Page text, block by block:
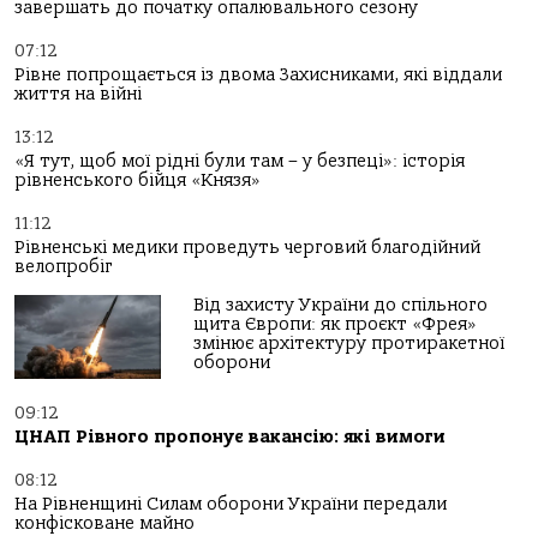
завершать до початку опалювального сезону
07:12
Рівне попрощається із двома Захисниками, які віддали
життя на війні
13:12
«Я тут, щоб мої рідні були там – у безпеці»: історія
рівненського бійця «Князя»
11:12
Рівненські медики проведуть черговий благодійний
велопробіг
Від захисту України до спільного
щита Європи: як проєкт «Фрея»
змінює архітектуру протиракетної
оборони
09:12
ЦНАП Рівного пропонує вакансію: які вимоги
08:12
На Рівненщині Силам оборони України передали
конфісковане майно